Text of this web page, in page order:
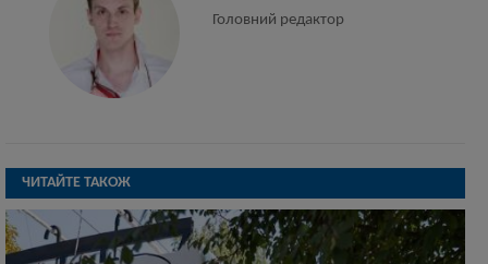
Головний редактор
ЧИТАЙТЕ ТАКОЖ